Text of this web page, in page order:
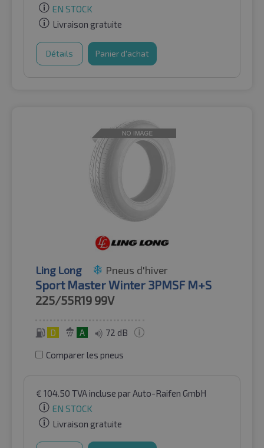
EN STOCK
Livraison gratuite
Détails Panier d'achat
Ling Long Pneus d'hiver
Sport Master Winter 3PMSF M+S
225/55R19 99V
D A 72 dB
Comparer les pneus
€ 104.50 TVA incluse par Auto-Raifen GmbH
EN STOCK
Livraison gratuite